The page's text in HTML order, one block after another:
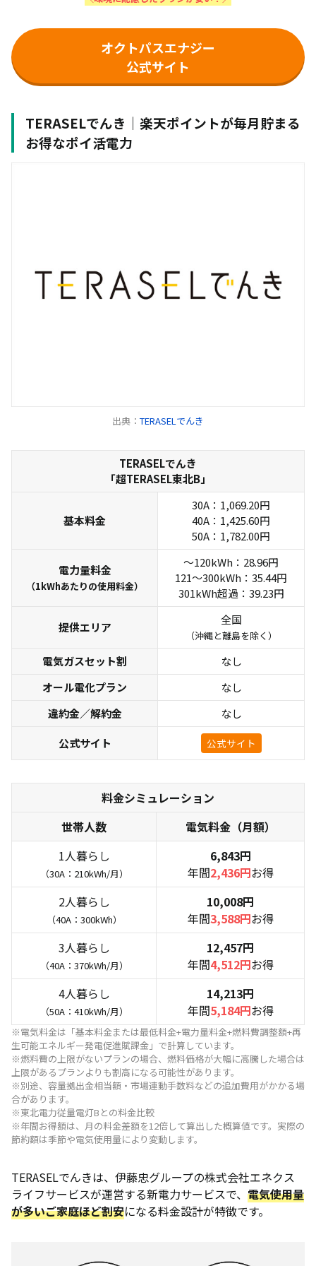
オクトパスエナジー
公式サイト
TERASELでんき｜楽天ポイントが毎月貯まる
お得なポイ活電力
出典： TERASELでんき
TERASELでんき
「超TERASEL東北B」
基本料金
30A：1,069.20円
40A：1,425.60円
50A：1,782.00円
電力量料金
（1kWhあたりの使用料金）
～120kWh：28.96円
121～300kWh：35.44円
301kWh超過：39.23円
提供エリア
全国
（沖縄と離島を除く）
電気ガスセット割
なし
オール電化プラン
なし
違約金／解約金
なし
公式サイト
公式サイト
料金シミュレーション
世帯人数
電気料金（月額）
1人暮らし
（30A：210kWh/月）
6,843円
年間2,436円お得
2人暮らし
（40A：300kWh）
10,008円
年間3,588円お得
3人暮らし
（40A：370kWh/月）
12,457円
年間4,512円お得
4人暮らし
（50A：410kWh/月）
14,213円
年間5,184円お得
※電気料金は「基本料金または最低料金+電力量料金+燃料費調整額+再
生可能エネルギー発電促進賦課金」で計算しています。
※燃料費の上限がないプランの場合、燃料価格が大幅に高騰した場合は
上限があるプランよりも割高になる可能性があります。
※別途、容量拠出金相当額・市場連動手数料などの追加費用がかかる場
合があります。
※東北電力従量電灯Bとの料金比較
※年間お得額は、月の料金差額を12倍して算出した概算値です。実際の
節約額は季節や電気使用量により変動します。
TERASELでんきは、伊藤忠グループの株式会社エネクス
ライフサービスが運営する新電力サービスで、 電気使用量
が多いご家庭ほど割安になる料金設計が特徴です。